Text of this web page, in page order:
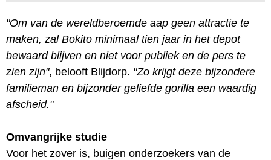
"Om van de wereldberoemde aap geen attractie te
maken, zal Bokito minimaal tien jaar in het depot
bewaard blijven en niet voor publiek en de pers te
zien zijn", belooft Blijdorp. "Zo krijgt deze bijzondere
familieman en bijzonder geliefde gorilla een waardig
afscheid."
Omvangrijke studie
Voor het zover is, buigen onderzoekers van de